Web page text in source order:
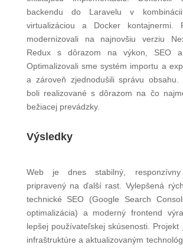
backendu do Laravelu v
virtualizáciou a Docker kontajnermi.
modernizovali na najnovšiu verziu
Redux s dôrazom na výkon, SEO a
Optimalizovali sme systém importu a
a zároveň zjednodušili správu obsahu.
boli realizované s dôrazom na čo
bežiacej prevádzky.
Výsledky
Web je dnes stabilný,
pripravený na ďalší rast. Vylepšená
technické SEO (Google Search
optimalizácia) a moderný frontend
lepšej používateľskej skúsenosti.
infraštruktúre a aktualizovaným